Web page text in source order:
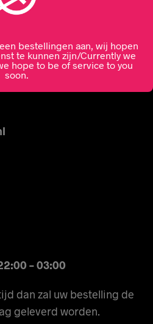
– 03:00
dan zal uw bestelling de
geleverd worden.
bestellingen aan, wij hopen
te kunnen zijn/Currently we
hope to be of service to you
soon.